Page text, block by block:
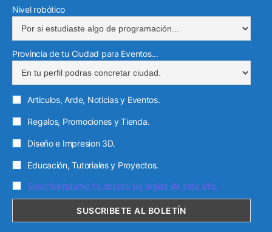
Nivel robótico
Provincia de tu Ciudad para Eventos...
Articulos, Arde, Noticias y Eventos.
Regalos, Promociones y Tienda.
Diseño e Impresion 3D.
Educación, Tutoriales y Proyectos.
Suscribiendome Yo acepto las reglas de este sitio.